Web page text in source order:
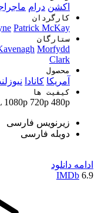
اکشن درام
کارگردان
Patrick McKay
ستارگان
Morfydd
Clark
محصول
آمریکا کانادا
کیفیت ها
1080p 720p 480p
زیرنویس فارسی
دوبله فارسی
ادامه دانلود
6.9
IMDb